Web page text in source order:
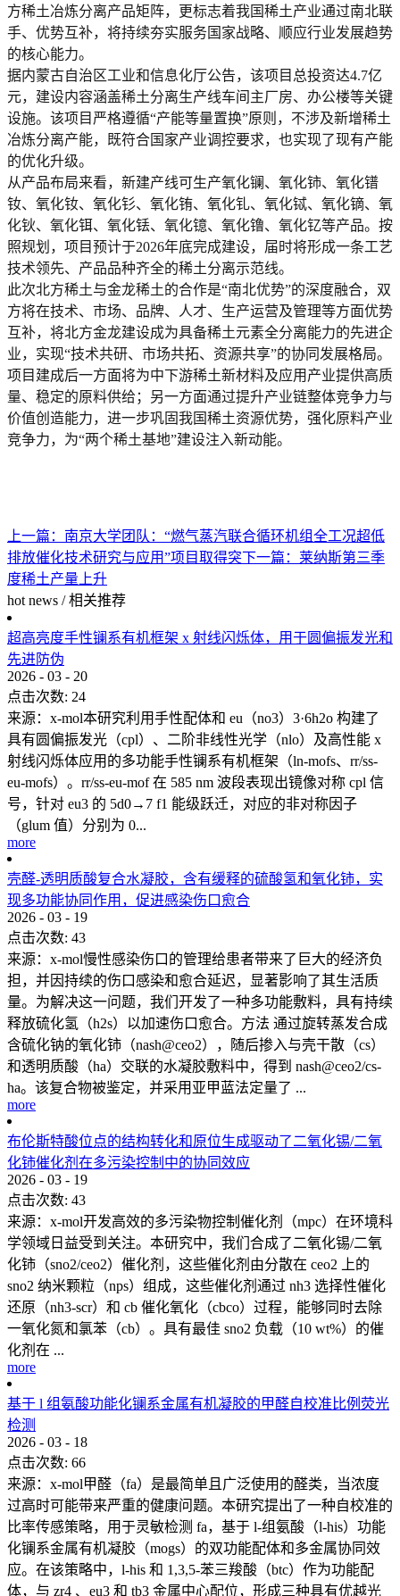
方稀土冶炼分离产品矩阵，更标志着我国稀土产业通过南北联
手、优势互补，将持续夯实服务国家战略、顺应行业发展趋势
的核心能力。
据内蒙古自治区工业和信息化厅公告，该项目总投资达4.7亿
元，建设内容涵盖稀土分离生产线车间主厂房、办公楼等关键
设施。该项目严格遵循“产能等量置换”原则，不涉及新增稀土
冶炼分离产能，既符合国家产业调控要求，也实现了现有产能
的优化升级。
从产品布局来看，新建产线可生产氧化镧、氧化铈、氧化镨
钕、 氧化钕、氧化钐、氧化铕、氧化钆、氧化铽、氧化镝、氧
化钬、氧化铒、氧化铥、氧化镱、 氧化镥、氧化钇等产品。按
照规划，项目预计于2026年底完成建设，届时将形成一条工艺
技术领先、产品品种齐全的稀土分离示范线。
此次北方稀土与金龙稀土的合作是“南北优势”的深度融合，双
方将在技术、市场、品牌、人才、生产运营及管理等方面优势
互补，将北方金龙建设成为具备稀土元素全分离能力的先进企
业，实现“技术共研、市场共拓、资源共享”的协同发展格局。
项目建成后一方面将为中下游稀土新材料及应用产业提供高质
量、稳定的原料供给；另一方面通过提升产业链整体竞争力与
价值创造能力，进一步巩固我国稀土资源优势，强化原料产业
竞争力，为“两个稀土基地”建设注入新动能。
上一篇： 南京大学团队：“燃气蒸汽联合循环机组全工况超低
排放催化技术研究与应用”项目取得突下一篇： 莱纳斯第三季
度稀土产量上升
hot news / 相关推荐
超高亮度手性镧系有机框架 x 射线闪烁体，用于圆偏振发光和
先进防伪
2026 - 03 - 20
点击次数: 24
来源：x-mol本研究利用手性配体和 eu（no3）3·6h2o 构建了
具有圆偏振发光（cpl）、二阶非线性光学（nlo）及高性能 x
射线闪烁体应用的多功能手性镧系有机框架（ln-mofs、rr/ss-
eu-mofs）。rr/ss-eu-mof 在 585 nm 波段表现出镜像对称 cpl 信
号，针对 eu3 的 5d0→7 f1 能级跃迁，对应的非对称因子
（glum 值）分别为 0...
more
壳醛-透明质酸复合水凝胶，含有缓释的硫酸氢和氧化铈，实
现多功能协同作用，促进感染伤口愈合
2026 - 03 - 19
点击次数: 43
来源：x-mol慢性感染伤口的管理给患者带来了巨大的经济负
担，并因持续的伤口感染和愈合延迟，显著影响了其生活质
量。为解决这一问题，我们开发了一种多功能敷料，具有持续
释放硫化氢（h2s）以加速伤口愈合。方法 通过旋转蒸发合成
含硫化钠的氧化铈（nash@ceo2），随后掺入与壳干散（cs）
和透明质酸（ha）交联的水凝胶敷料中，得到 nash@ceo2/cs-
ha。该复合物被鉴定，并采用亚甲蓝法定量了 ...
more
布伦斯特酸位点的结构转化和原位生成驱动了二氧化锡/二氧
化铈催化剂在多污染控制中的协同效应
2026 - 03 - 19
点击次数: 43
来源：x-mol开发高效的多污染物控制催化剂（mpc）在环境科
学领域日益受到关注。本研究中，我们合成了二氧化锡/二氧
化铈（sno2/ceo2）催化剂，这些催化剂由分散在 ceo2 上的
sno2 纳米颗粒（nps）组成，这些催化剂通过 nh3 选择性催化
还原（nh3-scr）和 cb 催化氧化（cbco）过程，能够同时去除
一氧化氮和氯苯（cb）。具有最佳 sno2 负载（10 wt%）的催
化剂在 ...
more
基于 l 组氨酸功能化镧系金属有机凝胶的甲醛自校准比例荧光
检测
2026 - 03 - 18
点击次数: 66
来源：x-mol甲醛（fa）是最简单且广泛使用的醛类，当浓度
过高时可能带来严重的健康问题。本研究提出了一种自校准的
比率传感策略，用于灵敏检测 fa，基于 l-组氨酸（l-his）功能
化镧系金属有机凝胶（mogs）的双功能配体和多金属协同效
应。在该策略中，l-his 和 1,3,5-苯三羧酸（btc）作为功能配
体，与 zr4 、eu3 和 tb3 金属中心配位，形成三种具有优越光